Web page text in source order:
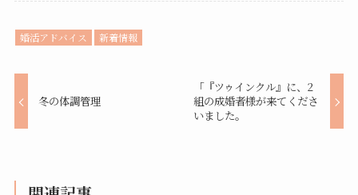
婚活アドバイス 新着情報
冬の体調管理
「『ツゥインクル』に、2
組の成婚者様が来てくださ
いました。